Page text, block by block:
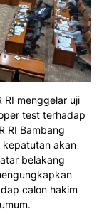
RI menggelar uji
test terhadap
RI Bambang
kepatutan akan
belakang
calon hakim